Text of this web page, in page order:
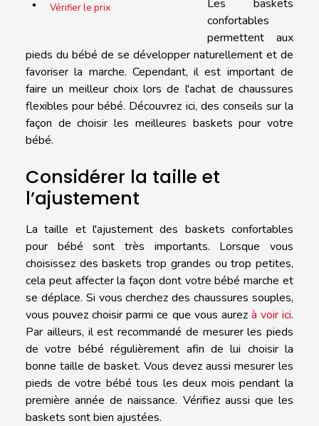
Vérifier le prix
Les baskets
confortables
permettent aux
pieds du bébé de se développer naturellement et de
favoriser la marche. Cependant, il est important de
faire un meilleur choix lors de l'achat de chaussures
flexibles pour bébé. Découvrez ici, des conseils sur la
façon de choisir les meilleures baskets pour votre
bébé.
Considérer la taille et
l’ajustement
La taille et l'ajustement des baskets confortables
pour bébé sont très importants. Lorsque vous
choisissez des baskets trop grandes ou trop petites,
cela peut affecter la façon dont votre bébé marche et
se déplace. Si vous cherchez des chaussures souples,
vous pouvez choisir parmi ce que vous aurez à voir ici.
Par ailleurs, il est recommandé de mesurer les pieds
de votre bébé régulièrement afin de lui choisir la
bonne taille de basket. Vous devez aussi mesurer les
pieds de votre bébé tous les deux mois pendant la
première année de naissance. Vérifiez aussi que les
baskets sont bien ajustées.